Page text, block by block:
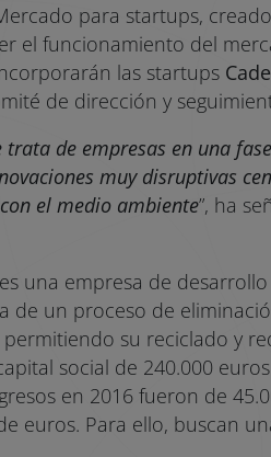
para startups,
el funcionamiento del
las startups
de dirección y
trata de empresas en una
muy disruptivas
el medio ambiente”, ha
es una empresa de
de un proceso de
permitiendo su reciclado y
social de 240.000
en 2016 fueron de
euros. Para ello, buscan